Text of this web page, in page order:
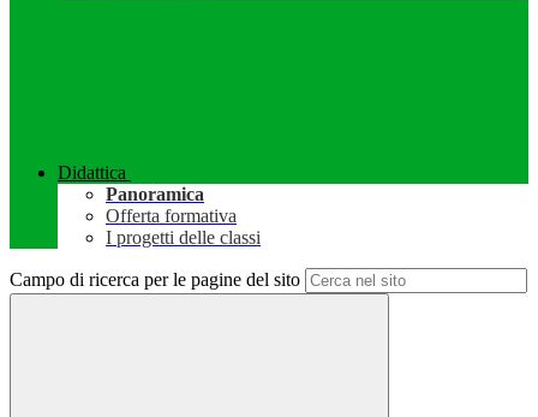
Didattica
Panoramica
Offerta formativa
I progetti delle classi
Campo di ricerca per le pagine del sito